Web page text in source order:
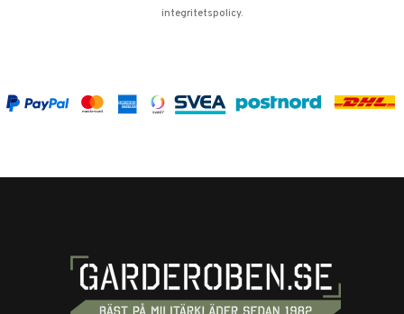
integritetspolicy.